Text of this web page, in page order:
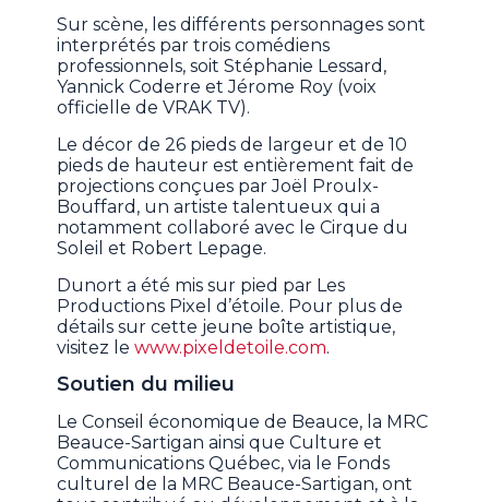
Sur scène, les différents personnages sont
interprétés par trois comédiens
professionnels, soit Stéphanie Lessard,
Yannick Coderre et Jérome Roy (voix
officielle de VRAK TV).
Le décor de 26 pieds de largeur et de 10
pieds de hauteur est entièrement fait de
projections conçues par Joël Proulx-
Bouffard, un artiste talentueux qui a
notamment collaboré avec le Cirque du
Soleil et Robert Lepage.
Dunort a été mis sur pied par Les
Productions Pixel d’étoile. Pour plus de
détails sur cette jeune boîte artistique,
visitez lewww.pixeldetoile.com.
Soutien du milieu
Le Conseil économique de Beauce, la MRC
Beauce-Sartigan ainsi que Culture et
Communications Québec, via le Fonds
culturel de la MRC Beauce-Sartigan, ont